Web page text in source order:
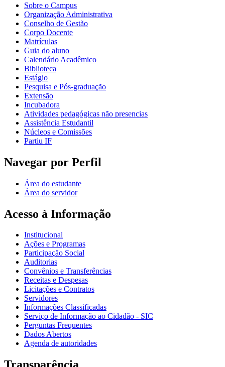
Sobre o Campus
Organização Administrativa
Conselho de Gestão
Corpo Docente
Matrículas
Guia do aluno
Calendário Acadêmico
Biblioteca
Estágio
Pesquisa e Pós-graduação
Extensão
Incubadora
Atividades pedagógicas não presencias
Assistência Estudantil
Núcleos e Comissões
Partiu IF
Navegar por Perfil
Área do estudante
Área do servidor
Acesso à Informação
Institucional
Ações e Programas
Participação Social
Auditorias
Convênios e Transferências
Receitas e Despesas
Licitações e Contratos
Servidores
Informações Classificadas
Serviço de Informação ao Cidadão - SIC
Perguntas Frequentes
Dados Abertos
Agenda de autoridades